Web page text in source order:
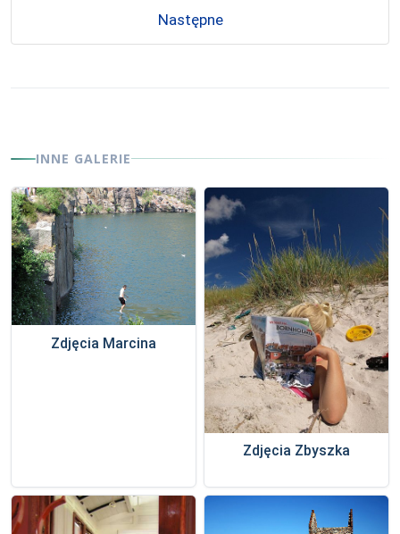
Następne
INNE GALERIE
Zdjęcia Marcina
Zdjęcia Zbyszka